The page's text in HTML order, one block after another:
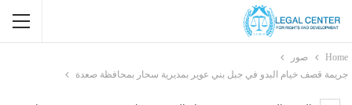
Home
صور
جريمة قصف خيام البدو في جبل بني عوير بمديرية سحار بمحافظة صعدة